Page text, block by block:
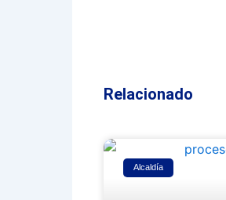
Relacionado
Alcaldía